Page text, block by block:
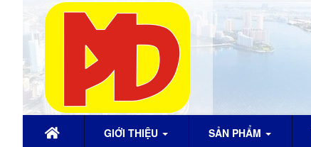
GIỚI THIỆU SẢN PHẨM